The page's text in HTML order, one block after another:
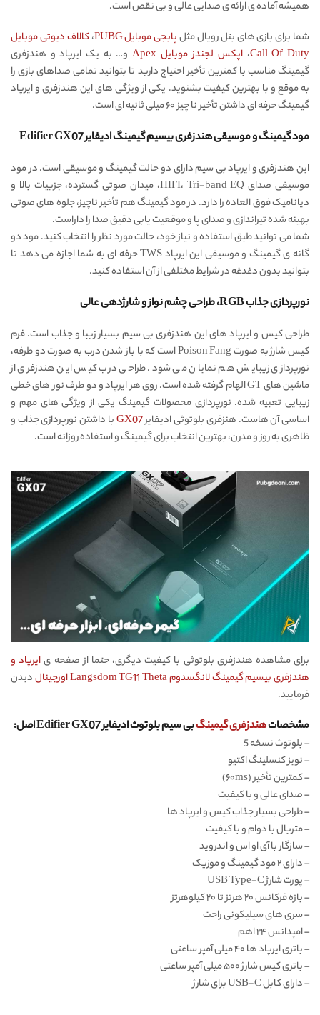
همیشه آماده ی ارائه ی صدایی عالی و بی نقص است.
شما برای بازی های بتل رویال مثلپابجی موبایل PUBG ،کالاف دیوتی موبایل
Call Of Duty، اپکس لجندز موبایل Apex
و… به یک ایرپاد و هندزفری
گیمینگ مناسب با کمترین تأخیر احتیاج دارید تا بتوانید تمامی صداهای بازی را
به موقع و با بهترین کیفیت بشنوید. یکی از ویژگی های این هندزفری و ایرپاد
گیمینگ حرفه ای داشتن تأخیر نا چیز ۶۰ میلی ثانیه ای است.
مود گیمینگ و موسیقیهندزفری بیسیم گیمینگ ادیفایر Edifier GX07
این هندزفری و ایرپاد بی سیم دارای دو حالت گیمینگ و موسیقی است. در مود
موسیقی صدای HIFI، Tri-band EQ، میدان صوتی گسترده، جزییات بالا و
دیانامیک فوق العاده را دارد. در مود گیمینگ هم تأخیر ناچیز، جلوه های صوتی
بهینه شده تیراندازی و صدای پا و موقعیت یابی دقیق صدا را داراست.
شما می توانید طبق استفاده و نیاز خود، حالت مورد نظر را انتخاب کنید. مود دو
گانه ی گیمینگ و موسیقی این ایرپاد TWS حرفه ای به شما اجازه می دهد تا
بتوانید بدون دغدغه در شرایط مختلفی از آن استفاده کنید.
نورپردازی جذاب RGB، طراحی چشم نواز و شارژدهی عالی
طراحی کیس و ایرپاد های این هندزفری بی سیم بسیار زیبا و جذاب است. فرم
کیس شارژ به صورت Poison Fang است که با باز شدن درب به صورت دو طرفه،
نورپردازی زیبایش هم نمایان می شود. طراحی درب کیس این هندزفری از
ماشین های GT الهام گرفته شده است. روی هر ایرپاد و دو طرف نور های خطی
زیبایی تعبیه شده. نورپردازی محصولات گیمینگ یکی از ویژگی های مهم و
اساسی آن هاست. هنزفری بلوتوثی ادیفایرGX07با داشتن نورپردازی جذاب و
ظاهری به روز و مدرن، بهترین انتخاب برای گیمینگ و استفاده روزانه است.
برای مشاهده هندزفری بلوتوثی با کیفیت دیگری، حتما از صفحه یایرپاد و
هندزفری بیسیم گیمینگ لانگسدوم Langsdom TG11 Theta اورجینال
دیدن
فرمایید.
مشخصاتهندزفری گیمینگبی سیم بلوتوث ادیفایر Edifier GX07 اصل:
– بلوتوث نسخه 5
– نویز کنسلینگ اکتیو
– کمترین تأخیر (۶۰ms)
– صدای عالی و با کیفیت
– طراحی بسیار جذاب کیس و ایرپاد ها
– متریال با دوام و با کیفیت
– سازگار با آی او اس و اندروید
– دارای ۲ مود گیمینگ و موزیک
– پورت شارژ USB Type-C
– بازه فرکانس ۲۰ هرتز تا ۲۰ کیلوهرتز
– سری های سیلیکونی راحت
– امپدانس ۲۴ اهم
– باتری ایرپاد ها ۴۰ میلی آمپر ساعتی
– باتری کیس شارژ ۵۰۰ میلی آمپر ساعتی
– دارای کابل USB-C برای شارژ